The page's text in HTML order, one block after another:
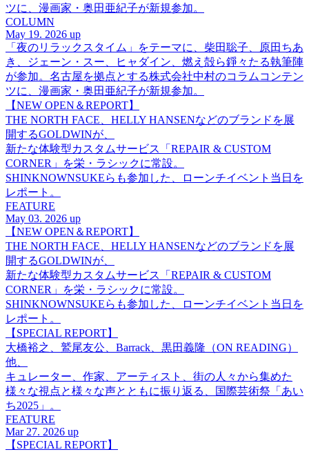
ツに、漫画家・奥田亜紀子が新規参加。
COLUMN
May 19. 2026 up
「夜のリラックスタイム」をテーマに、柴田聡子、原田ちあ
き、ジェーン・スー、ヒャダイン、燃え殻ら錚々たる執筆陣
が参加。名古屋を拠点とする株式会社中村のコラムコンテン
ツに、漫画家・奥田亜紀子が新規参加。
【NEW OPEN＆REPORT】
THE NORTH FACE、HELLY HANSENなどのブランドを展
開するGOLDWINが、
新たな体験型カスタムサービス「REPAIR & CUSTOM
CORNER」を栄・ラシックに常設。
SHINKNOWNSUKEらも参加した、ローンチイベント当日を
レポート。
FEATURE
May 03. 2026 up
【NEW OPEN＆REPORT】
THE NORTH FACE、HELLY HANSENなどのブランドを展
開するGOLDWINが、
新たな体験型カスタムサービス「REPAIR & CUSTOM
CORNER」を栄・ラシックに常設。
SHINKNOWNSUKEらも参加した、ローンチイベント当日を
レポート。
【SPECIAL REPORT】
大橋裕之、鷲尾友公、Barrack、黒田義隆（ON READING）
他、
キュレーター、作家、アーティスト、街の人々から集めた
様々な視点と様々な声とともに振り返る、国際芸術祭「あい
ち2025」。
FEATURE
Mar 27. 2026 up
【SPECIAL REPORT】